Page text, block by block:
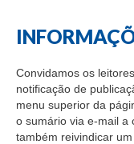
Convidamos os
notificação de
menu superior da
o sumário via e-mail a
também reivindicar